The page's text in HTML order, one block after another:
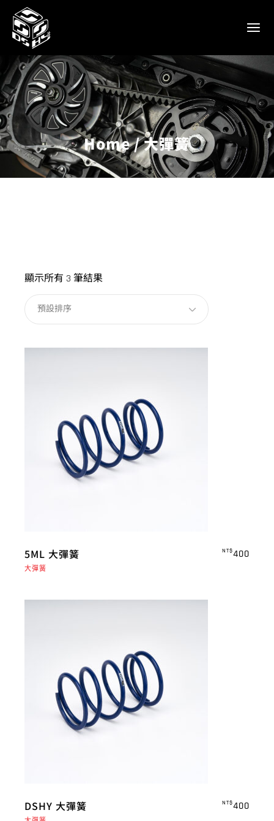
Home 大彈簧
顯示所有 3 筆結果
預設排序
5ML 大彈簧 NT$400
大彈簧
DSHY 大彈簧 NT$400